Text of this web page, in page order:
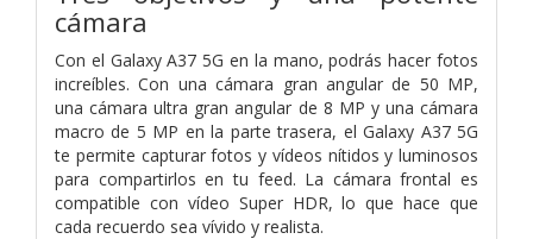
cámara
Con el Galaxy A37 5G en la mano, podrás hacer fotos
increíbles. Con una cámara gran angular de 50 MP,
una cámara ultra gran angular de 8 MP y una cámara
macro de 5 MP en la parte trasera, el Galaxy A37 5G
te permite capturar fotos y vídeos nítidos y luminosos
para compartirlos en tu feed. La cámara frontal es
compatible con vídeo Super HDR, lo que hace que
cada recuerdo sea vívido y realista.